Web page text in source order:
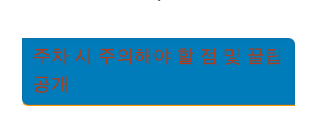
주차 시 주의해야 할 점 및 꿀팁
공개